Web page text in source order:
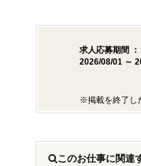
求人応募期間 ：
2026/08/01 ～
※掲載を終了し
このお仕事に関連